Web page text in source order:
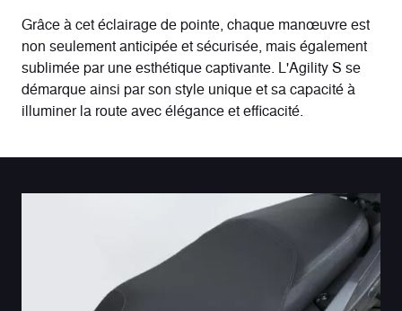
Grâce à cet éclairage de pointe, chaque manœuvre est
non seulement anticipée et sécurisée, mais également
sublimée par une esthétique captivante. L'Agility S se
démarque ainsi par son style unique et sa capacité à
illuminer la route avec élégance et efficacité.